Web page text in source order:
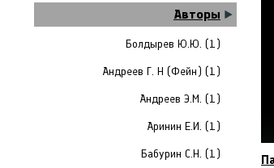
Авторы
Болдырев Ю.Ю. (1)
Андреев Г. Н (Фейн) (1)
Андреев Э.М. (1)
Аринин Е.И. (1)
Бабурин С.Н. (1)